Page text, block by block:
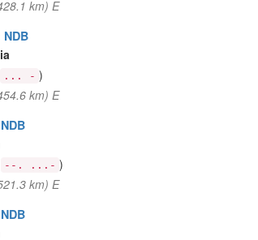
km) E
... - )
km) E
--. ...- )
km) E